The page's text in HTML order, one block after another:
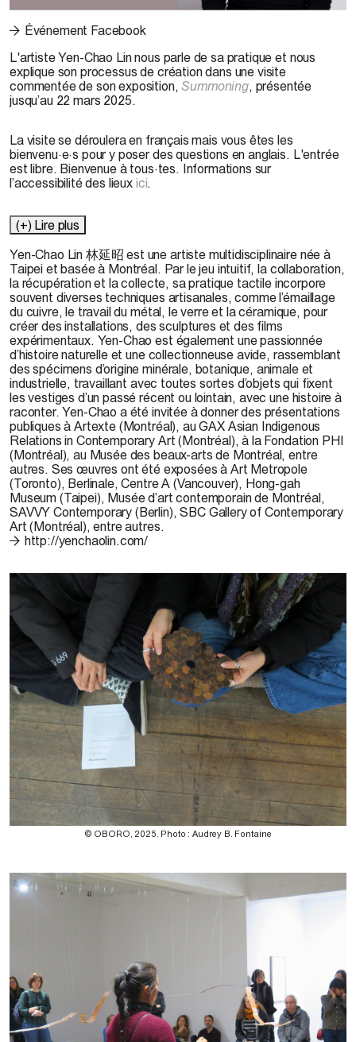
Événement Facebook
L'artiste Yen-Chao Lin nous parle de sa pratique et nous
explique son processus de création dans une visite
commentée de son exposition,Summoning, présentée
jusqu’au 22 mars 2025.
La visite se déroulera en français mais vous êtes les
bienvenu·e·s pour y poser des questions en anglais. L'entrée
est libre. Bienvenue à tous·tes. Informations sur
l’accessibilité des lieux ici.
(+) Lire plus
Yen-Chao Lin 林延昭 est une artiste multidisciplinaire née à
Taipei et basée à Montréal. Par le jeu intuitif, la collaboration,
la récupération et la collecte, sa pratique tactile incorpore
souvent diverses techniques artisanales, comme l’émaillage
du cuivre, le travail du métal, le verre et la céramique, pour
créer des installations, des sculptures et des films
expérimentaux. Yen-Chao est également une passionnée
d’histoire naturelle et une collectionneuse avide, rassemblant
des spécimens d’origine minérale, botanique, animale et
industrielle, travaillant avec toutes sortes d’objets qui fixent
les vestiges d’un passé récent ou lointain, avec une histoire à
raconter. Yen-Chao a été invitée à donner des présentations
publiques à Artexte (Montréal), au GAX Asian Indigenous
Relations in Contemporary Art (Montréal), à la Fondation PHI
(Montréal), au Musée des beaux-arts de Montréal, entre
autres. Ses œuvres ont été exposées à Art Metropole
(Toronto), Berlinale, Centre A (Vancouver), Hong-gah
Museum (Taipei), Musée d’art contemporain de Montréal,
SAVVY Contemporary (Berlin), SBC Gallery of Contemporary
Art (Montréal), entre autres.
http://yenchaolin.com/
© OBORO, 2025. Photo : Audrey B. Fontaine